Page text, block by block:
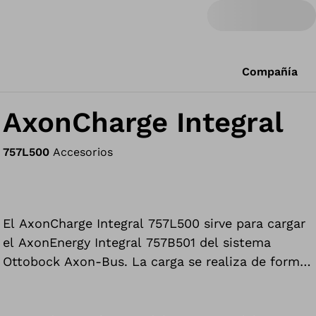
Compañía
AxonCharge Integral
757L500 Accesorios
El AxonCharge Integral 757L500 sirve para cargar
el AxonEnergy Integral 757B501 del sistema
Ottobock Axon-Bus. La carga se realiza de forma